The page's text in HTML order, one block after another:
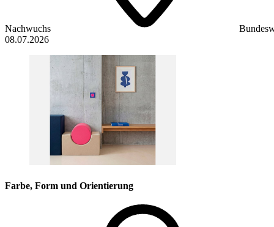
Nachwuchs
08.07.2026
Farbe, Form und Orientierung